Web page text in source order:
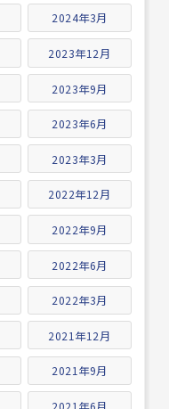
2024年3月
2023年12月
2023年9月
2023年6月
2023年3月
2022年12月
2022年9月
2022年6月
2022年3月
2021年12月
2021年9月
2021年6月